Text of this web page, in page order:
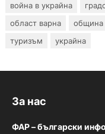
война в украйна
област варна
община
туризъм
украйна
За нас
ФАР – български